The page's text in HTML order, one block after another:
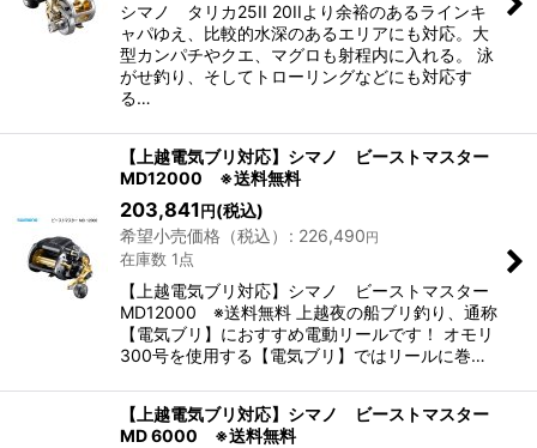
シマノ タリカ25II 20IIより余裕のあるラインキ
ャパゆえ、比較的水深のあるエリアにも対応。大
型カンパチやクエ、マグロも射程内に入れる。 泳
がせ釣り、そしてトローリングなどにも対応す
る…
【上越電気ブリ対応】シマノ ビーストマスター
MD12000 ※送料無料
203,841 円 (税込)
希望小売価格（税込）
: 226,490 円
在庫数 1点
【上越電気ブリ対応】シマノ ビーストマスター
MD12000 ※送料無料 上越夜の船ブリ釣り、通称
【電気ブリ】におすすめ電動リールです！ オモリ
300号を使用する【電気ブリ】ではリールに巻…
【上越電気ブリ対応】シマノ ビーストマスター
MD 6000 ※送料無料